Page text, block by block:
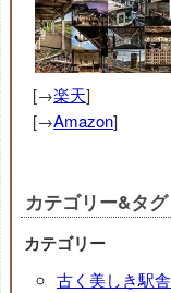
[→楽天]
[→Amazon]
カテゴリー&タグ
カテゴリー
古く美しき駅舎